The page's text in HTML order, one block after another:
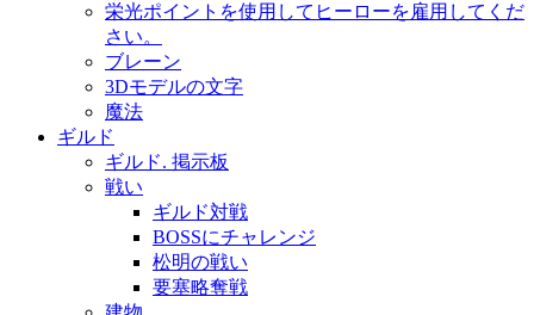
栄光ポイントを使用してヒーローを雇用してくだ
さい。
ブレーン
3Dモデルの文字
魔法
ギルド
ギルド. 掲示板
戦い
ギルド対戦
BOSSにチャレンジ
松明の戦い
要塞略奪戦